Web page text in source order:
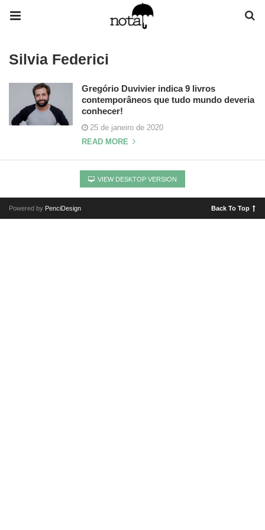
Silvia Federici
Gregório Duvivier indica 9 livros
contemporâneos que tudo mundo deveria
conhecer!
25 de janeiro de 2020
READ MORE
VIEW DESKTOP VERSION
Powered by PenciDesign Back To Top